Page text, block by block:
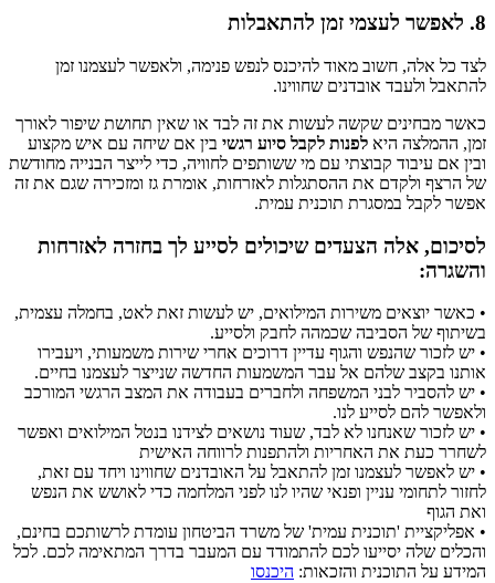
8. לאפשר לעצמי זמן להתאבלות
ל​צד כל אלה, חשוב מאוד להיכנס לנפש פנימה, ולאפשר לעצמנו זמן
להתאבל ולעבד אובדנים שחווינו.
כאשר מבחינים שקשה לעשות את זה לבד או שאין תחושת שיפור לאורך
זמן, ההמלצה היא לפנות לקבל סיוע רגשי בין אם שיחה עם איש מקצוע
ובין אם עיבוד קבוצתי עם מי ששותפים לחוויה, כדי לייצר הבנייה מחודשת
של הרצף ולקדם את ההסתגלות לאזרחות, אומרת גז ומזכירה שגם את זה
אפשר לקבל במסגרת תוכנית עמית.
לסיכום, אלה הצעדים שיכולים לסייע לך בחזרה לאזרחות
והשגרה:
•​ כאשר יוצאים משירות המילואים, יש לעשות זאת לאט, בחמלה עצמית,
בשיתוף של הסביבה שכמהה לחבק ולסייע.
• יש לזכור שהנפש והגוף עדיין דרוכים אחרי שירות משמעותי, ויעבירו
אותנו בקצב שלהם אל עבר המשמעות החדשה שנייצר לעצמנו בחיים.
•​ יש להסביר לבני המשפחה ולחברים בעבודה את המצב הרגשי המורכב
ולאפשר להם לסייע לנו.
•​ יש לזכור שאנחנו לא לבד, שעוד נושאים לצידנו בנטל המילואים ואפשר
לשחרר כעת את האחריות ולהתפנות לרווחה האישית
•​ יש לאפשר לעצמנו זמן להתאבל על האובדנים שחווינו ויחד עם זאת,
לחזור לתחומי עניין ופנאי שהיו לנו לפני המלחמה כדי לאושש את הנפש
ואת הגוף
• אפליקציית 'תוכנית עמית' של משרד הביטחון עומדת לרשותכם בחינם,
והכלים שלה יסייעו לכם להתמודד עם המעבר בדרך המתאימה לכם. לכל
המידע על התוכנית והזכאות: היכנסו